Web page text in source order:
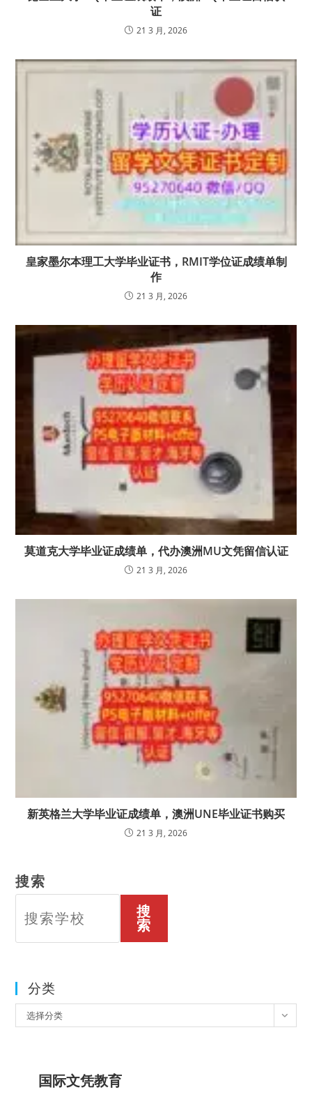
证
21 3 月, 2026
皇家墨尔本理工大学毕业证书，RMIT学位证成绩单制
作
21 3 月, 2026
莫道克大学毕业证成绩单，代办澳洲MU文凭留信认证
21 3 月, 2026
新英格兰大学毕业证成绩单，澳洲UNE毕业证书购买
21 3 月, 2026
搜索
搜
索
分类
类
选择分类
国际文凭教育